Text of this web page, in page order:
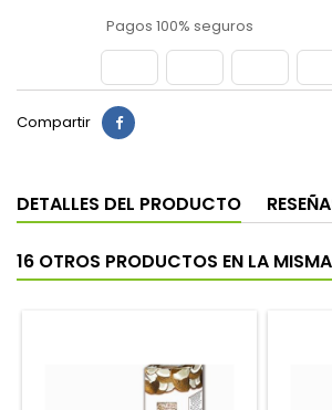
Pagos 100% seguros
Compartir
DETALLES DEL PRODUCTO
16 OTROS PRODUCTOS EN LA